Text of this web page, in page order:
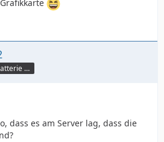
tauscht CMOS-Batterie per TeamViewer
dass es am Server lag, dass die